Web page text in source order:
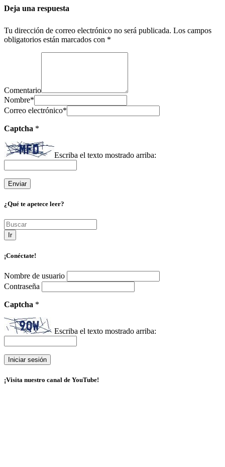
Deja una respuesta
Tu dirección de correo electrónico no será publicada. Los campos
obligatorios están marcados con *
Comentario
Nombre*
Correo electrónico*
Captcha *
Escriba el texto mostrado arriba:
¿Qué te apetece leer?
Ir
¡Conéctate!
Nombre de usuario
Contraseña
Captcha *
Escriba el texto mostrado arriba:
¡Visita nuestro canal de YouTube!